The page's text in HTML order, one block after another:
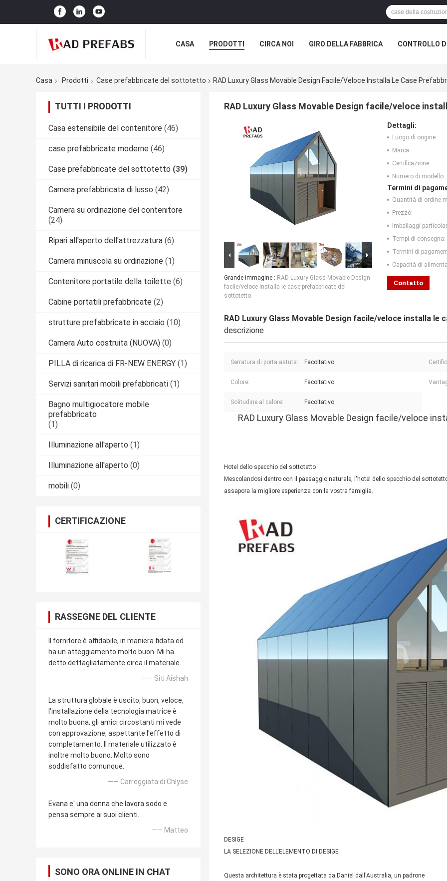
CASA PRODOTTI CIRCA NOI GIRO DELLA FABBRICA CONTROLLO
Casa Prodotti Case prefabbricate del sottotetto RAD Luxury Glass Movable Design Facile/veloce Installa Le Case
TUTTI I PRODOTTI
Casa estensibile del contenitore (46)
case prefabbricate moderne (46)
Case prefabbricate del sottotetto (39)
Camera prefabbricata di lusso (42)
Camera su ordinazione del contenitore
(24)
Ripari all'aperto dell'attrezzatura (6)
Camera minuscola su ordinazione (1)
Contenitore portatile della toilette (6)
Cabine portatili prefabbricate (2)
strutture prefabbricate in acciaio (10)
Camera Auto costruita (NUOVA) (0)
PILLA di ricarica di FR-NEW ENERGY (1)
Servizi sanitari mobili prefabbricati (1)
Bagno multigiocatore mobile
prefabbricato
(1)
Illuminazione all'aperto (1)
Illuminazione all'aperto (0)
mobili (0)
CERTIFICAZIONE
RASSEGNE DEL CLIENTE
Il fornitore è affidabile, in maniera fidata ed
ha un atteggiamento molto buon. Mi ha
detto dettagliatamente circa il materiale.
—— Siti Aishah
La struttura globale è uscito, buon, veloce,
l'installazione della tecnologia matrice è
molto buona, gli amici circostanti mi vede
con approvazione, aspettante l'effetto di
completamento. Il materiale utilizzato è
inoltre molto buono. Molto sono
soddisfatto comunque.
—— Carreggiata di Chlyse
Evana e' una donna che lavora sodo e
pensa sempre ai suoi clienti.
—— Matteo
SONO ORA ONLINE IN CHAT
RAD Luxury Glass Movable Design facile/veloce
Grande immagine : RAD Luxury Glass Movable Design
facile/veloce installa le case prefabbricate del
sottotetto
Dettagli:
Luogo di origine:
Marca:
Certificazione:
Numero di modello:
Termini di
Quantità di ordine
Prezzo:
Imballaggi
Tempi di consegna:
Termini di
Capacità di
Contatto
RAD Luxury Glass Movable Design facile/veloce installa
descrizione
Serratura di porta astuta: Facoltativo
Colore: Facoltativo
Solitudine al calore: Facoltativo
RAD Luxury Glass Movable Design facile/veloce
Hotel dello specchio del sottotetto
Mescolandosi dentro con il paesaggio naturale, l'hotel dello specchio del
assapora la migliore esperienza con la vostra famiglia.
DESIGE
LA SELEZIONE DELL'ELEMENTO DI DESIGE
Questa architettura è stata progettata da Daniel dall'Australia, un padrone